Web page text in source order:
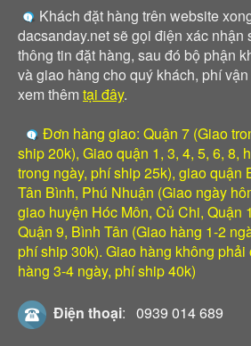
Khách đặt hàng trên website
dacsanday.net sẽ gọi điện xác nhận
thông tin đặt hàng, sau đó bộ phận
và giao hàng cho quý khách, phí
xem thêm tại đây.
Đơn hàng giao: Quận 7 (Giao
ship 20k), Giao quận 1, 3, 4, 5, 6, 8,
trong ngày, phí ship 25k), giao quận
Tân Bình, Phú Nhuận (Giao ngày
giao huyện Hóc Môn, Củ Chi, Quận
Quận 9, Bình Tân (Giao hàng 1-2
phí ship 30k). Giao hàng không phải
hàng 3-4 ngày, phí ship 40k)
Điện thoại: 0939 014 689